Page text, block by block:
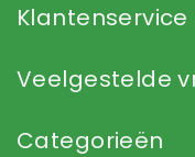
Klantenservice
Veelgestelde
Categorieën